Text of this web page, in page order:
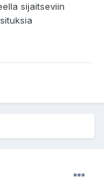
sijaitseviin